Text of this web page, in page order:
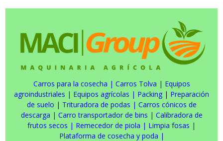
Carros para la cosecha | Carros Tolva | Equipos
agroindustriales | Equipos agrícolas | Packing | Preparación
de suelo | Trituradora de podas | Carros cónicos de
descarga | Carro transportador de bins | Calibradora de
frutos secos | Remecedor de piola | Limpia fosas |
Plataforma de cosecha y poda |